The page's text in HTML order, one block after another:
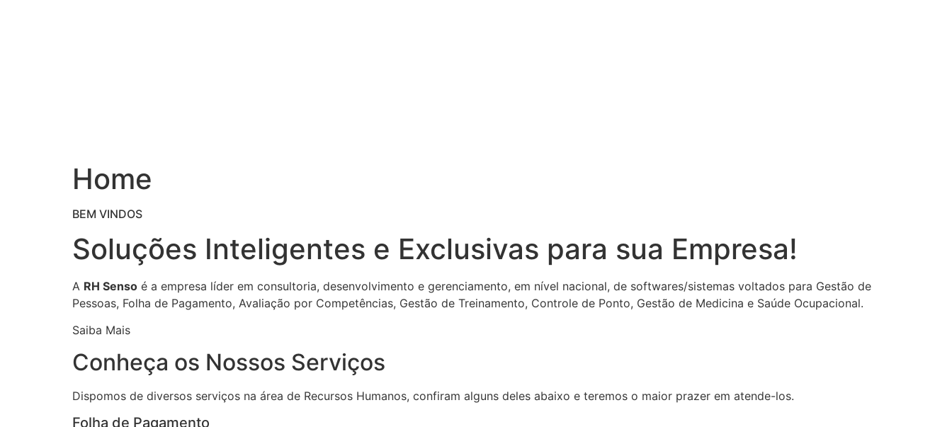
Home
BEM VINDOS
Soluções Inteligentes e Exclusivas para sua Empresa!
A RH Senso é a empresa líder em consultoria, desenvolvimento e gerenciamento, em nível nacional, de softwares/sistemas voltados para Gestão de
Pessoas, Folha de Pagamento, Avaliação por Competências, Gestão de Treinamento, Controle de Ponto, Gestão de Medicina e Saúde Ocupacional.
Saiba Mais
Conheça os Nossos Serviços
Dispomos de diversos serviços na área de Recursos Humanos, confiram alguns deles abaixo e teremos o maior prazer em atende-los.
Folha de Pagamento